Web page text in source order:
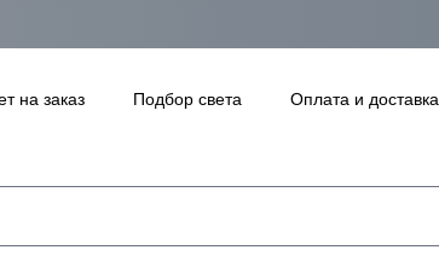
на заказ Подбор света Оплата и доставка